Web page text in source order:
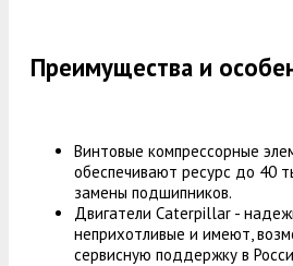
Преимущества и
Винтовые компрессорные
обеспечивают ресурс до 40
замены подшипников.
Двигатели Caterpillar -
неприхотливые и имеют,
сервисную поддержку в